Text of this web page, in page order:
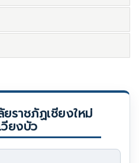
ราชภัฏเชียงใหม่
ยงบัว